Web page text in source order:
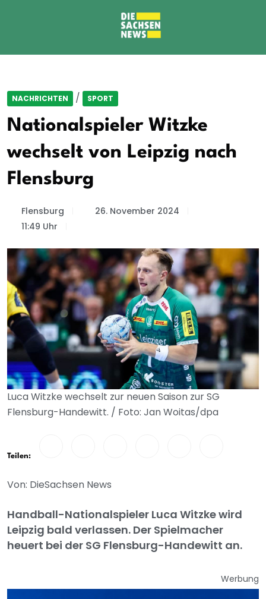
NACHRICHTEN / SPORT
Nationalspieler Witzke
wechselt von Leipzig nach
Flensburg
Flensburg
26. November 2024
11:49 Uhr
Luca Witzke wechselt zur neuen Saison zur SG
Flensburg-Handewitt. / Foto: Jan Woitas/dpa
Teilen:
Von: DieSachsen News
Handball-Nationalspieler Luca Witzke wird
Leipzig bald verlassen. Der Spielmacher
heuert bei der SG Flensburg-Handewitt an.
Werbung